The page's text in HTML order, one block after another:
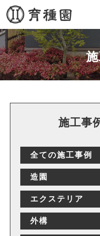
施工事
全ての施工事例
造園
エクステリア
外構